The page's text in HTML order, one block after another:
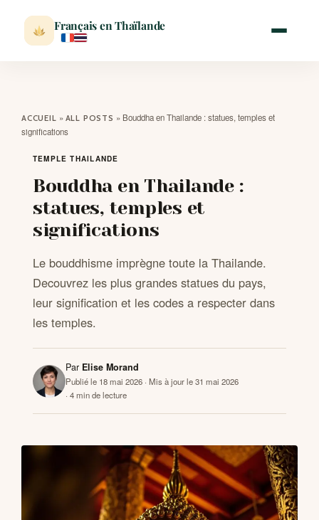
Français en Thaïlande
VISITER
MÉTÉO
BLOG
ACCUEIL » ALL POSTS » Bouddha en Thailande : statues, temples et
significations
TEMPLE THAILANDE
Bouddha en Thailande :
statues, temples et
significations
Le bouddhisme imprègne toute la Thailande.
Decouvrez les plus grandes statues du pays,
leur signification et les codes a respecter dans
les temples.
Par Elise Morand
Publié le 18 mai 2026 · Mis à jour le 31 mai 2026
· 4 min de lecture